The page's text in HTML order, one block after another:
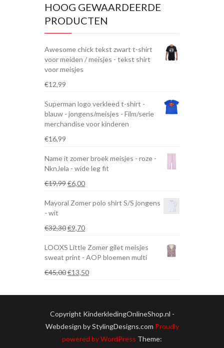
HOOG GEWAARDEERDE
PRODUCTEN
Awesome chick tekst zwart t-shirt
voor meiden / meisjes - tekst shirt
voor meisjes
€12,99
Superman logo verkleed t-shirt -
blauw - jongens/meisjes - Film/serie
merchandise voor kinderen
€16,99
Name it zomer broek meisjes - roze -
NknJela - wide leg fit
€19,99Oorspronkelijke
was:
€6,00Huidige
is:
Mayoral Zomer polo shirt S/S jongens
- wit
€32,30Oorspronkelijke
was:
€32,30.
€9,70Huidige
is:
€9,70.
LOOXS Little Zomer gilet meisjes
sweat print - AOP bloemen multi
€45,00Oorspronkelijke
€13,50Huidige
Copyright KinderkledingOnlineShop.nl -
Webdesign by StylingDesigns.com Proudly
powered by WordPress